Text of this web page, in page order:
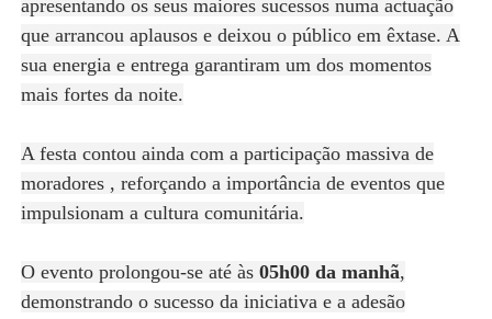
apresentando os seus maiores sucessos numa actuação
que arrancou aplausos e deixou o público em êxtase. A
sua energia e entrega garantiram um dos momentos
mais fortes da noite.
A festa contou ainda com a participação massiva de
moradores , reforçando a importância de eventos que
impulsionam a cultura comunitária.
O evento prolongou-se até às 05h00 da manhã,
demonstrando o sucesso da iniciativa e a adesão